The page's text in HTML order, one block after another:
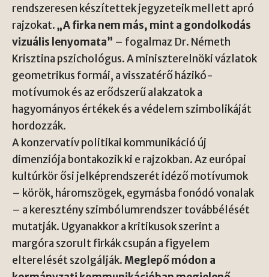
rendszeresen készítettek jegyzeteik mellett apró
rajzokat.„A firka nem más, mint a gondolkodás
vizuális lenyomata” – fogalmaz Dr. Németh
Krisztina pszichológus. A miniszterelnöki vázlatok
geometrikus formái, a visszatérő házikó-
motívumok és az erődszerű alakzatok a
hagyományos értékek és a védelem szimbolikáját
hordozzák.
A konzervatív politikai kommunikáció új
dimenziója bontakozik ki e rajzokban. Az európai
kultúrkör ősi jelképrendszerét idéző motívumok
– körök, háromszögek, egymásba fonódó vonalak
– a keresztény szimbólumrendszer továbbélését
mutatják. Ugyanakkor a kritikusok szerint a
margóra szorult firkák csupán a figyelem
elterelését szolgálják.Meglepő módon a